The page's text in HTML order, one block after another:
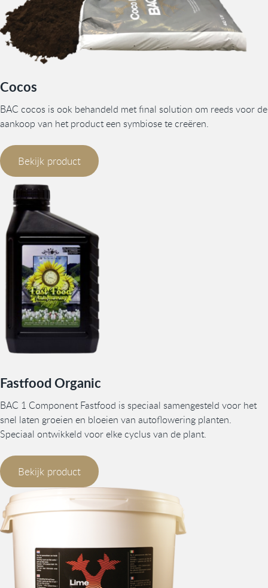
Cocos
BAC cocos is ook behandeld met final solution om reeds voor de
aankoop van het product een symbiose te creëren.
Bekijk product
Fastfood Organic
BAC 1 Component Fastfood is speciaal samengesteld voor het
snel laten groeien en bloeien van autoflowering planten.
Speciaal ontwikkeld voor elke cyclus van de plant.
Bekijk product